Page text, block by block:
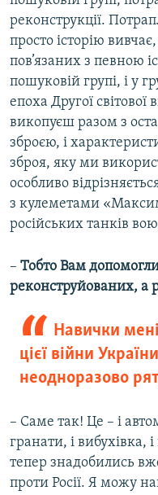
реконструкції.
просто історію
пов’язаних з певною
пошуковій групі, і у
епоха Другої світової
викопуєш разом з
зброєю, і
зброя, яку ми
особливо
з кулеметами
російських танків
– Тобто Вам
реконструйованих, а
Навички
цієї війни
неодноразово
– Саме так! Це – і
гранати, і вибухівка,
тепер знадобились
проти Росії. Я можу